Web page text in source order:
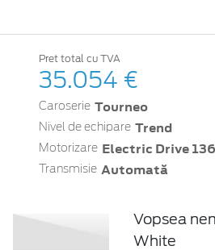
Pret total cu TVA
35.054 €
Caroserie Tourneo
Nivel de echipare Trend
Motorizare Electric Drive
Transmisie Automată
Vopsea
White